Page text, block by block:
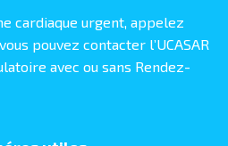
cardiaque urgent, appelez
pouvez contacter l’UCASAR
avec ou sans Rendez-